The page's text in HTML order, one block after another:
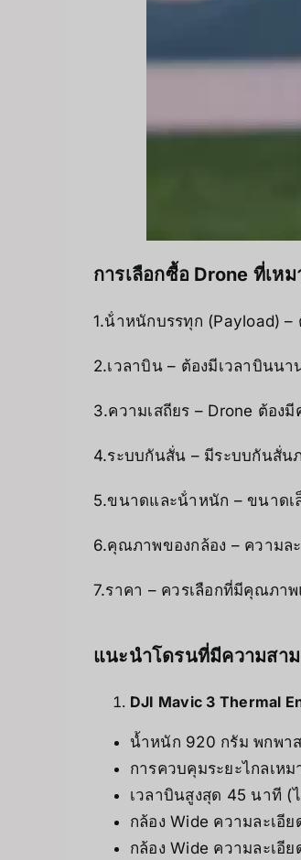
การเลือกซื้อ Drone ที่เห
1.น้ําหนักบรรทุก (Payload) –
2.เวลาบิน – ต้องมีเวลาบินนา
3.ความเสถียร – Drone ต้อง
4.ระบบกันสั่น – มีระบบกันสั่น
5.ขนาดและน้ําหนัก – ขนาดเ
6.คุณภาพของกล้อง – ความล
7.ราคา – ควรเลือกที่มีคุณภา
แนะนำโดรนที่มีความสา
DJI Mavic 3 Thermal
น้ำหนัก 920 กรัม พกพา
การควบคุมระยะไกลเห
เวลาบินสูงสุด 45 นาที (
กล้อง Wide ความละเอีย
กล้อง Wide ความละเอี